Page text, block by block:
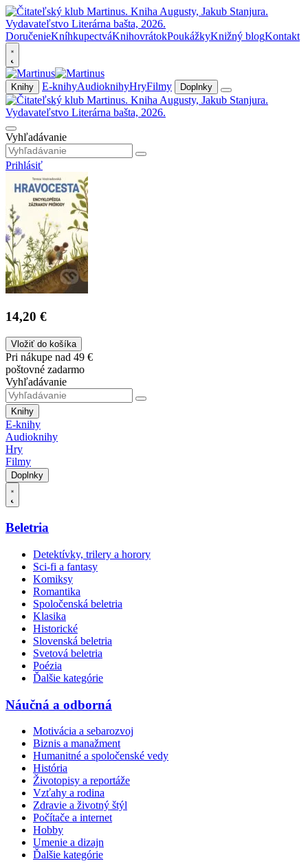
DoručenieKníhkupectváKnihovrátokPoukážkyKnižný blogKontakt
Knihy E-knihyAudioknihyHryFilmy Doplnky
Vyhľadávanie
Prihlásiť
14,20 €
Vložiť do košíka
Pri nákupe nad 49 €
poštovné zadarmo
Vyhľadávanie
Knihy
E-knihy
Audioknihy
Hry
Filmy
Doplnky
Beletria
Detektívky, trilery a horory
Sci-fi a fantasy
Komiksy
Romantika
Spoločenská beletria
Klasika
Historické
Slovenská beletria
Svetová beletria
Poézia
Ďalšie kategórie
Náučná a odborná
Motivácia a sebarozvoj
Biznis a manažment
Humanitné a spoločenské vedy
História
Životopisy a reportáže
Vzťahy a rodina
Zdravie a životný štýl
Počítače a internet
Hobby
Umenie a dizajn
Ďalšie kategórie